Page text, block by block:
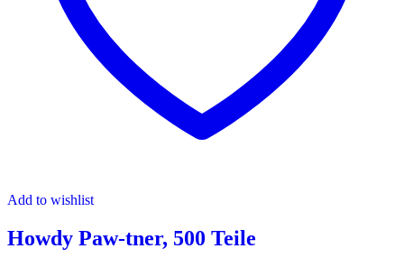
Add to wishlist
Howdy Paw-tner, 500 Teile